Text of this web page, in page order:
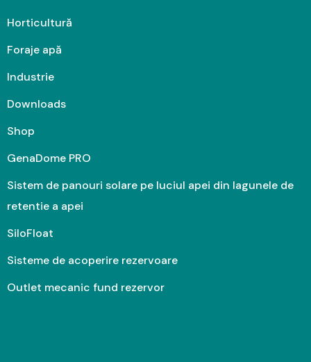
Horticultură
Foraje apă
Industrie
Downloads
Shop
GenaDome PRO
Sistem de panouri solare pe luciul apei din lagunele de
retentie a apei
SiloFloat
Sisteme de acoperire rezervoare
Outlet mecanic fund rezervor